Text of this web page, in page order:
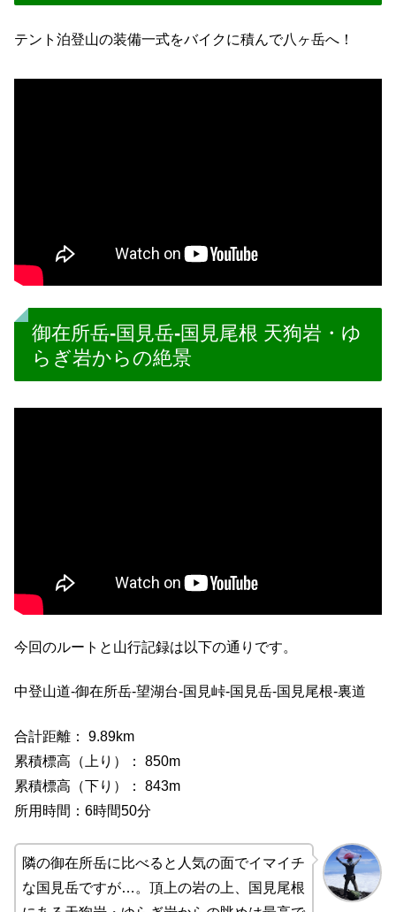
テント泊登山の装備一式をバイクに積んで八ヶ岳へ！
御在所岳-国見岳-国見尾根 天狗岩・ゆ
らぎ岩からの絶景
今回のルートと山行記録は以下の通りです。
中登山道-御在所岳-望湖台-国見峠-国見岳-国見尾根-裏道
合計距離： 9.89km
累積標高（上り）： 850m
累積標高（下り）： 843m
所用時間：6時間50分
隣の御在所岳に比べると人気の面でイマイチ
な国見岳ですが…。頂上の岩の上、国見尾根